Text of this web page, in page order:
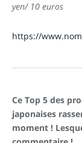
yen/ 10 euros
https://
Ce Top 5 des
japonaises
moment !